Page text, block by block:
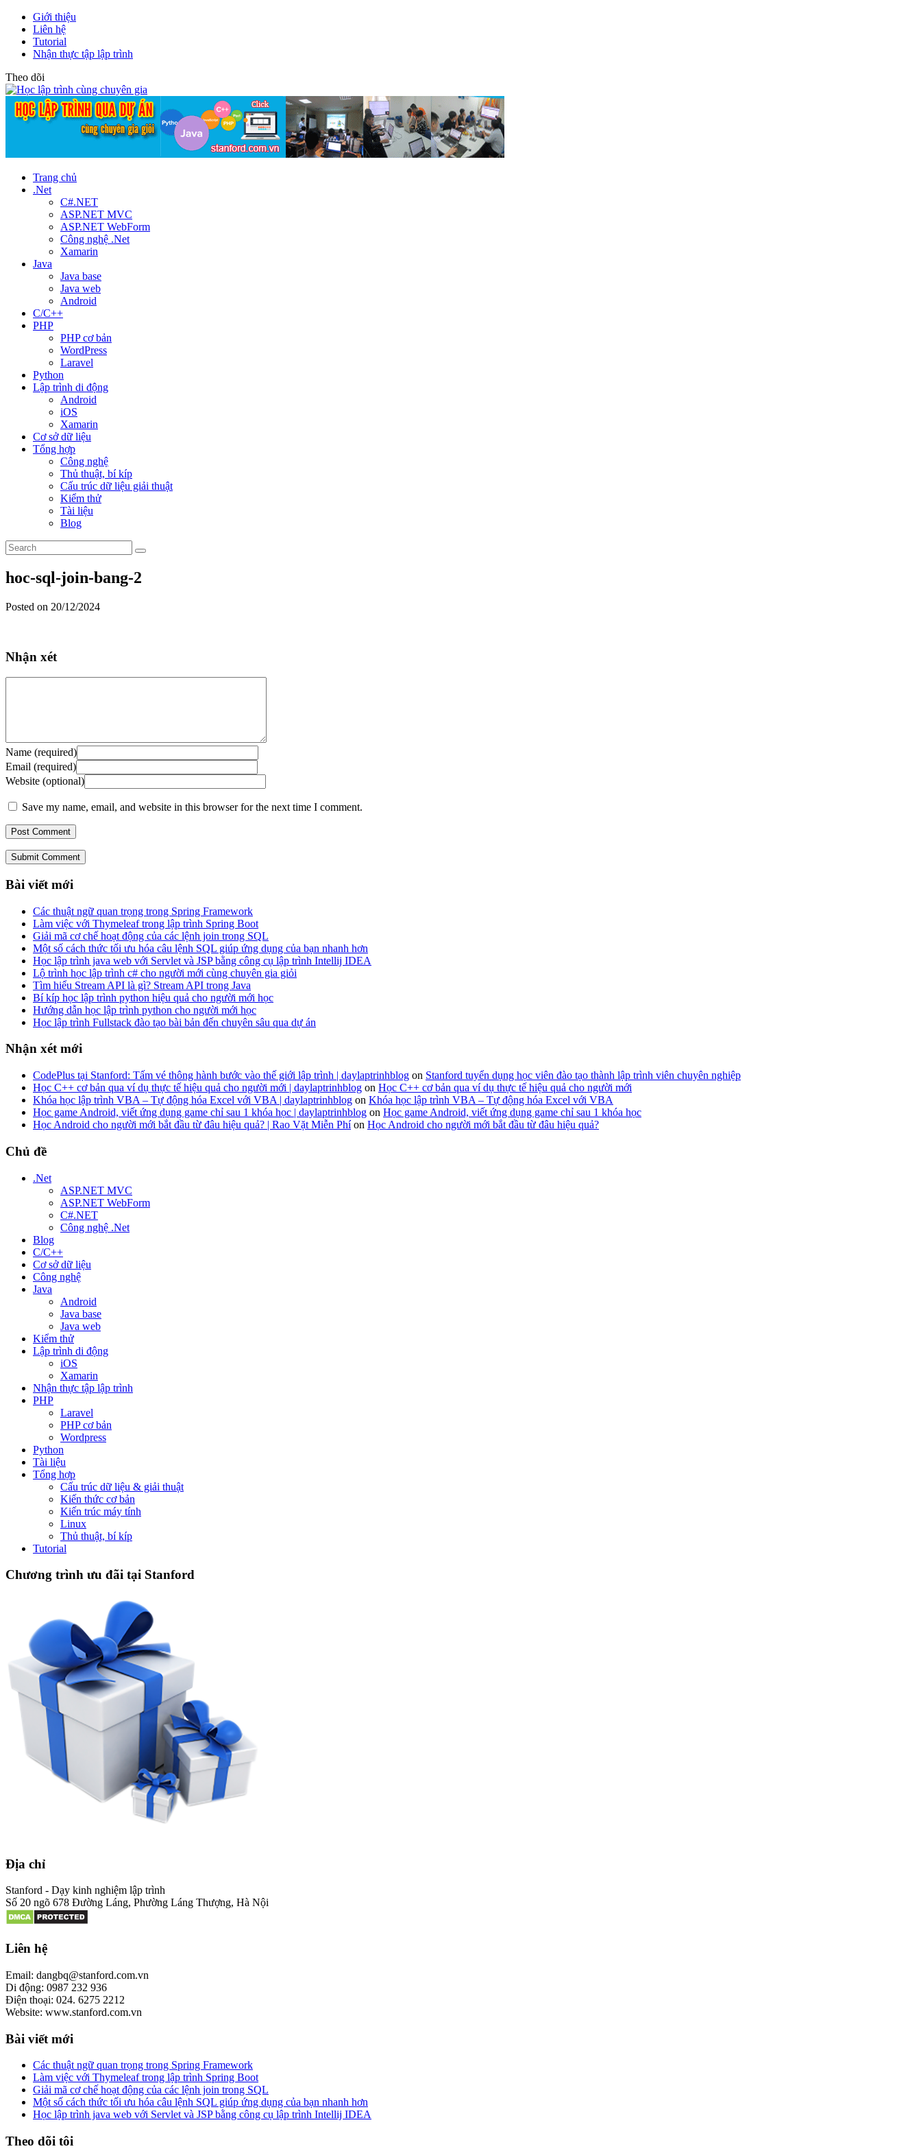
Giới thiệu
Liên hệ
Tutorial
Nhận thực tập lập trình
Theo dõi
Trang chủ
.Net
C#.NET
ASP.NET MVC
ASP.NET WebForm
Công nghệ .Net
Xamarin
Java
Java base
Java web
Android
C/C++
PHP
PHP cơ bản
WordPress
Laravel
Python
Lập trình di động
Android
iOS
Xamarin
Cơ sở dữ liệu
Tổng hợp
Công nghệ
Thủ thuật, bí kíp
Cấu trúc dữ liệu giải thuật
Kiểm thử
Tài liệu
Blog
hoc-sql-join-bang-2
Posted on 20/12/2024
Nhận xét
Name (required)
Email (required)
Website (optional)
Save my name, email, and website in this browser for the next time I comment.
Submit Comment
Bài viết mới
Các thuật ngữ quan trọng trong Spring Framework
Làm việc với Thymeleaf trong lập trình Spring Boot
Giải mã cơ chế hoạt động của các lệnh join trong SQL
Một số cách thức tối ưu hóa câu lệnh SQL giúp ứng dụng của bạn nhanh hơn
Học lập trình java web với Servlet và JSP bằng công cụ lập trình Intellij IDEA
Lộ trình học lập trình c# cho người mới cùng chuyên gia giỏi
Tìm hiểu Stream API là gì? Stream API trong Java
Bí kíp học lập trình python hiệu quả cho người mới học
Hướng dẫn học lập trình python cho người mới học
Học lập trình Fullstack đào tạo bài bản đến chuyên sâu qua dự án
Nhận xét mới
CodePlus tại Stanford: Tấm vé thông hành bước vào thế giới lập trình | daylaptrinhblog on Stanford tuyển dụng học viên đào tạo thành lập trình viên chuyên nghiệp
Học C++ cơ bản qua ví dụ thực tế hiệu quả cho người mới | daylaptrinhblog on Học C++ cơ bản qua ví dụ thực tế hiệu quả cho người mới
Khóa học lập trình VBA – Tự động hóa Excel với VBA | daylaptrinhblog on Khóa học lập trình VBA – Tự động hóa Excel với VBA
Học game Android, viết ứng dụng game chỉ sau 1 khóa học | daylaptrinhblog on Học game Android, viết ứng dụng game chỉ sau 1 khóa học
Học Android cho người mới bắt đầu từ đâu hiệu quả? | Rao Vặt Miễn Phíon Học Android cho người mới bắt đầu từ đâu hiệu quả?
Chủ đề
.Net
ASP.NET MVC
ASP.NET WebForm
C#.NET
Công nghệ .Net
Blog
C/C++
Cơ sở dữ liệu
Công nghệ
Java
Android
Java base
Java web
Kiểm thử
Lập trình di động
iOS
Xamarin
Nhận thực tập lập trình
PHP
Laravel
PHP cơ bản
Wordpress
Python
Tài liệu
Tổng hợp
Cấu trúc dữ liệu & giải thuật
Kiến thức cơ bản
Kiến trúc máy tính
Linux
Thủ thuật, bí kíp
Tutorial
Chương trình ưu đãi tại Stanford
Địa chỉ
Stanford - Dạy kinh nghiệm lập trình
Số 20 ngõ 678 Đường Láng, Phường Láng Thượng, Hà Nội
Liên hệ
Email: dangbq@stanford.com.vn
Di động: 0987 232 936
Điện thoại: 024. 6275 2212
Website: www.stanford.com.vn
Bài viết mới
Các thuật ngữ quan trọng trong Spring Framework
Làm việc với Thymeleaf trong lập trình Spring Boot
Giải mã cơ chế hoạt động của các lệnh join trong SQL
Một số cách thức tối ưu hóa câu lệnh SQL giúp ứng dụng của bạn nhanh hơn
Học lập trình java web với Servlet và JSP bằng công cụ lập trình Intellij IDEA
Theo dõi tôi